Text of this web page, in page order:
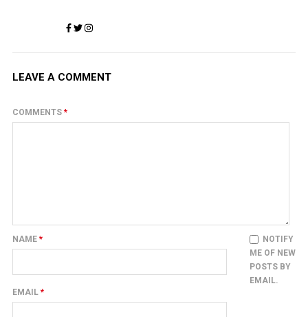
LEAVE A COMMENT
COMMENTS *
NAME *
EMAIL *
NOTIFY
ME OF NEW
POSTS BY
EMAIL.